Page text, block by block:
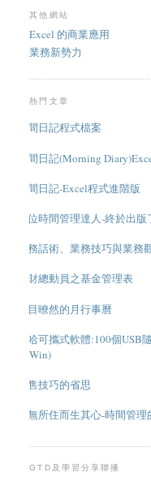
其他網站
Excel 的商業應用
業務新勢力
熱門文章
晨間日記程式檔案
晨間日記(Morning
晨間日記-Excel程式進階版
數位時間管理達人-終於出版
業務話術、業務技巧與業務
理財總動員之基金管理表
一目暸然的月行事曆
超哈可攜式軟體:100個
Win)
銷售技巧的省思
應無所住而生其心-時間管
GTD及學習分享聯播